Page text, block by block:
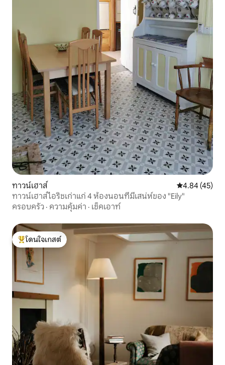
ทาวน์เฮาส์ คะแนนเฉลี่ย
4.84 (45)
ทาวน์เฮาส์ไอริชเก่าแก่ 4 ห้องนอนที่มีเสน่ห์ของ "Eily"
ครอบครัว · ความคุ้มค่า · เช็คเอาท์
โดนใจเกสต์ที่สุด
โดนใจเกสต์